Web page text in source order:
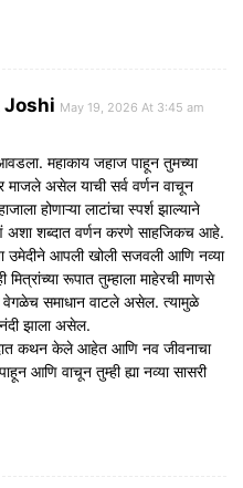
Joshi May 19, 2026 At 3:45 am
महाकाय जहाज पाहून तुमच्या
माजले असेल याची सर्व वर्णन वाचून
होणाऱ्या लाटांचा स्पर्श झाल्याने
शब्दात वर्णन करणे साहजिकच आहे.
उमेदीने आपली खोली सजवली आणि नव्या
रूपात तुम्हाला माहेरची माणसे
वेगळेच समाधान वाटले असेल. त्यामुळे
झाला असेल.
कथन केले आहेत आणि नव जीवनाचा
आणि वाचून तुम्ही ह्या नव्या सासरी